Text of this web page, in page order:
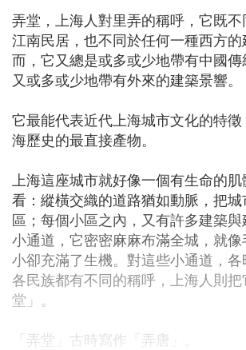
弄堂，上海人對里弄的稱呼，它既
江南民居，也不同於任何一種西方
而，它又總是或多或少地帶有中國傳
又或多或少地帶有外來的建築景響。
它最能代表近代上海城市文化的特
海歷史的最直接產物。
上海這座城市就好像一個有生命的
看：縱橫交織的道路猶如動脈，把
區；每個小區之內，又有許多建築
小通道，它密密麻麻布滿全城，就
小卻充滿了生機。對這些小通道，各
各民族都有不同的稱呼，上海人則
堂」。
「弄堂」古時寫作「弄唐」。